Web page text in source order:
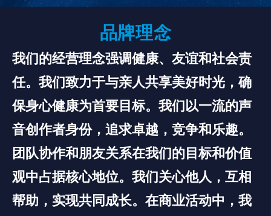
品牌理念
我们的经营理念强调健康、友谊和社会责
任。我们致力于与亲人共享美好时光，确
保身心健康为首要目标。我们以一流的声
音创作者身份，追求卓越，竞争和乐趣。
团队协作和朋友关系在我们的目标和价值
观中占据核心地位。我们关心他人，互相
帮助，实现共同成长。在商业活动中，我